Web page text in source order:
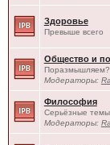
Здоровье
Превыше всего
Общество и
Поразмышляем?
Модераторы:
Философия
Серьёзные темы
Модераторы: